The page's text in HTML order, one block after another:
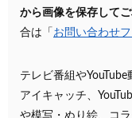
から画像を保存してご
合は「 お問い合わせ
テレビ番組や
アイキャッチ、
や模写・ぬり絵、コ